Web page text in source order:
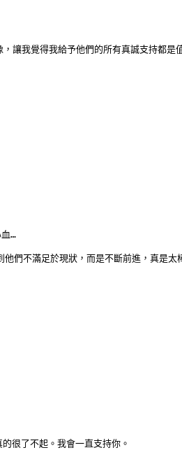
讓我覺得我給予他們的所有真誠支持都是
血…
他們不滿足於現狀，而是不斷前進，真是太
很了不起。我會一直支持你。